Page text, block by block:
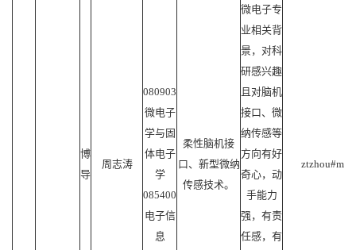
博
导
周志涛
080903
微电子
学与固
体电子
学
085400
电子信
息
柔性脑机接
口、新型微纳
传感技术。
微电子专
业相关背
景，对科
研感兴趣
且对脑机
接口、微
纳传感等
方向有好
奇心，动
手能力
强，有责
任感，有